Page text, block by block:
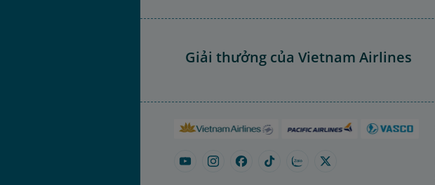
Giải thưởng của Vietnam Airlines